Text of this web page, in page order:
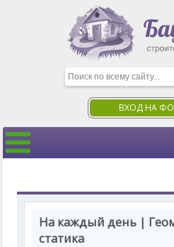
ВХОД НА
На каждый день |
статика